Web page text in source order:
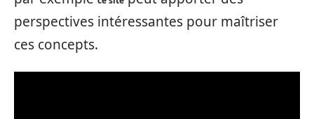
perspectives intéressantes pour maîtriser
ces concepts.